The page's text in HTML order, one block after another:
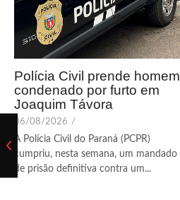
Polícia Civil prende homem
condenado por furto em
Joaquim Távora
06/08/2026 /
A Polícia Civil do Paraná (PCPR)
cumpriu, nesta semana, um mandado
de prisão definitiva contra um...